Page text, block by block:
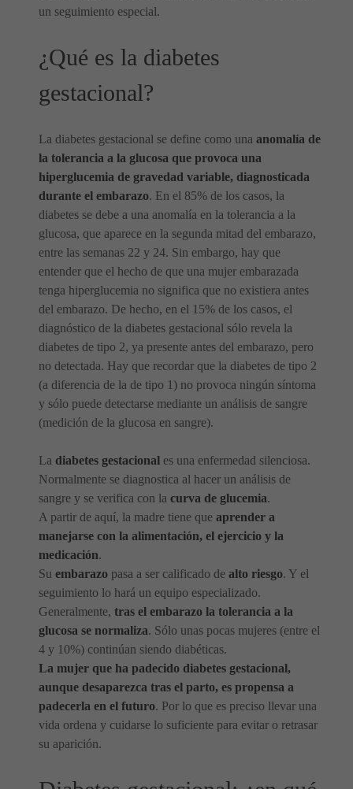
un seguimiento especial.
¿Qué es la diabetes
gestacional?
La diabetes gestacional se define como una anomalía de
la tolerancia a la glucosa que provoca una
hiperglucemia de gravedad variable, diagnosticada
durante el embarazo. En el 85% de los casos, la
diabetes se debe a una anomalía en la tolerancia a la
glucosa, que aparece en la segunda mitad del embarazo,
entre las semanas 22 y 24. Sin embargo, hay que
entender que el hecho de que una mujer embarazada
tenga hiperglucemia no significa que no existiera antes
del embarazo. De hecho, en el 15% de los casos, el
diagnóstico de la diabetes gestacional sólo revela la
diabetes de tipo 2, ya presente antes del embarazo, pero
no detectada. Hay que recordar que la diabetes de tipo 2
(a diferencia de la de tipo 1) no provoca ningún síntoma
y sólo puede detectarse mediante un análisis de sangre
(medición de la glucosa en sangre).
La diabetes gestacional es una enfermedad silenciosa.
Normalmente se diagnostica al hacer un análisis de
sangre y se verifica con la curva de glucemia.
A partir de aquí, la madre tiene que aprender a
manejarse con la alimentación, el ejercicio y la
medicación.
Su embarazo pasa a ser calificado de alto riesgo. Y el
seguimiento lo hará un equipo especializado.
Generalmente, tras el embarazo la tolerancia a la
glucosa se normaliza. Sólo unas pocas mujeres (entre el
4 y 10%) continúan siendo diabéticas.
La mujer que ha padecido diabetes gestacional,
aunque desaparezca tras el parto, es propensa a
padecerla en el futuro. Por lo que es preciso llevar una
vida ordena y cuidarse lo suficiente para evitar o retrasar
su aparición.